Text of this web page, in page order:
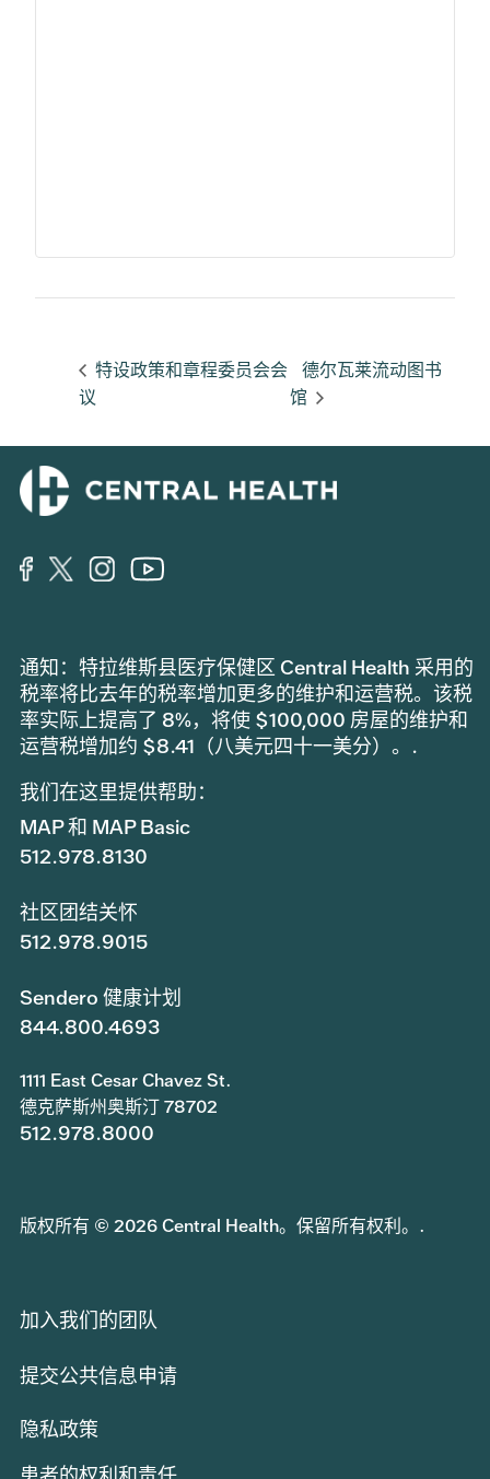
特设政策和章程委员会会
议
德尔瓦莱流动图书
馆
通知：特拉维斯县医疗保健区 Central Health 采用的
税率将比去年的税率增加更多的维护和运营税。该税
率实际上提高了 8%，将使 $100,000 房屋的维护和
运营税增加约 $8.41（八美元四十一美分）。.
我们在这里提供帮助：
MAP 和 MAP Basic
512.978.8130
社区团结关怀
512.978.9015
Sendero 健康计划
844.800.4693
1111 East Cesar Chavez St.
德克萨斯州奥斯汀 78702
512.978.8000
版权所有 © 2026 Central Health。保留所有权利。.
加入我们的团队
提交公共信息申请
隐私政策